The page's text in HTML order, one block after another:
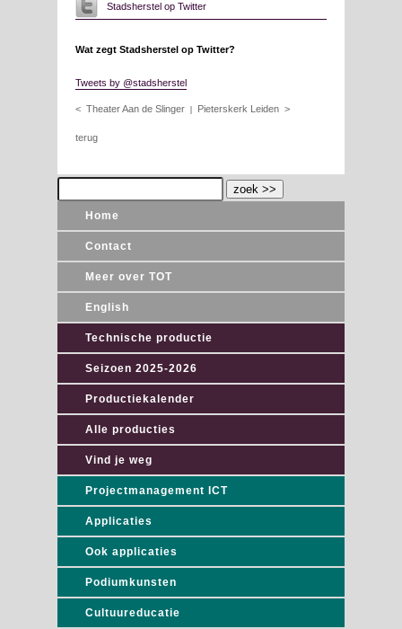
Stadsherstel op Twitter
Wat zegt Stadsherstel op Twitter?
Tweets by @stadsherstel
< Theater Aan de Slinger | Pieterskerk Leiden >
terug
Home
Contact
Meer over TOT
English
Technische productie
Seizoen 2025-2026
Productiekalender
Alle producties
Vind je weg
Projectmanagement ICT
Applicaties
Ook applicaties
Podiumkunsten
Cultuureducatie